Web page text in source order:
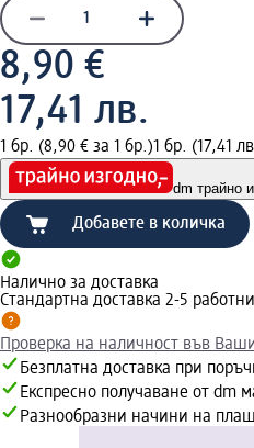
8,90 €
17,41 лв.
1 бр. (8,90 € за 1 бр.)1 бр. (17,41
dm трайно
Добавете в количка
Налично за доставка
Стандартна доставка 2-5
Проверка на наличност във
Безплатна доставка при
Експресно получаване от dm
Разнообразни начини на